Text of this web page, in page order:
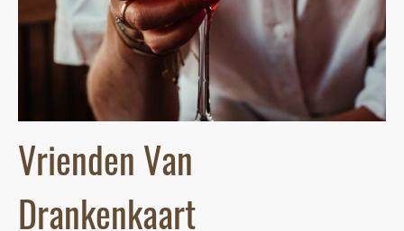
Vrienden Van
Drankenkaart